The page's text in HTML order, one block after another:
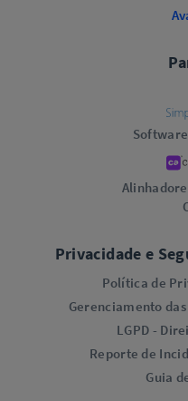
Privacidade e
Política de
Gerenciamento
LGPD -
Reporte de
Guia